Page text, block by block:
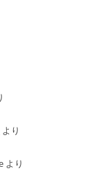
より
より